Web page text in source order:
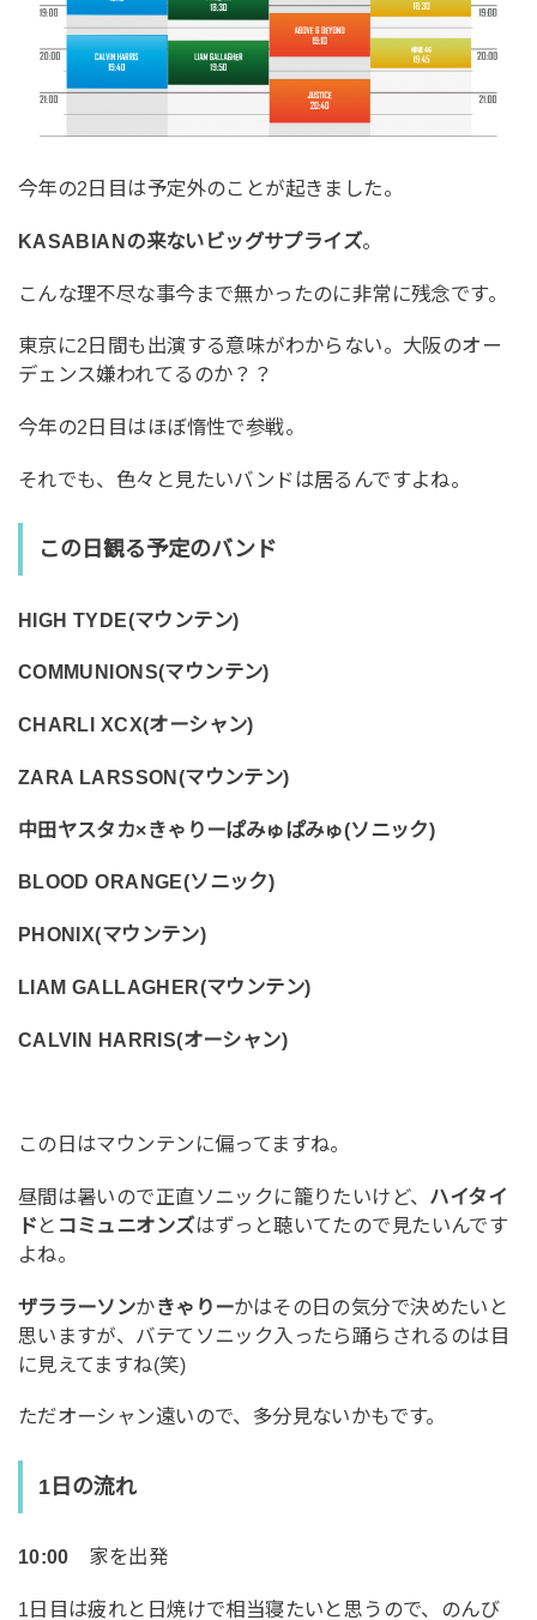
今年の2日目は予定外のことが起きました。
KASABIANの来ないビッグサプライズ。
こんな理不尽な事今まで無かったのに非常に残念です。
東京に2日間も出演する意味がわからない。大阪のオー
デェンス嫌われてるのか？？
今年の2日目はほぼ惰性で参戦。
それでも、色々と見たいバンドは居るんですよね。
この日観る予定のバンド
HIGH TYDE(マウンテン)
COMMUNIONS(マウンテン)
CHARLI XCX(オーシャン)
ZARA LARSSON(マウンテン)
中田ヤスタカ×きゃりーぱみゅぱみゅ(ソニック)
BLOOD ORANGE(ソニック)
PHONIX(マウンテン)
LIAM GALLAGHER(マウンテン)
CALVIN HARRIS(オーシャン)
この日はマウンテンに偏ってますね。
昼間は暑いので正直ソニックに籠りたいけど、 ハイタイ
ド と コミュニオンズはずっと聴いてたので見たいんです
よね。
ザララーソンかきゃりーかはその日の気分で決めたいと
思いますが、バテてソニック入ったら踊らされるのは目
に見えてますね(笑)
ただオーシャン遠いので、多分見ないかもです。
1日の流れ
10:00 家を出発
1日目は疲れと日焼けで相当寝たいと思うので、のんび